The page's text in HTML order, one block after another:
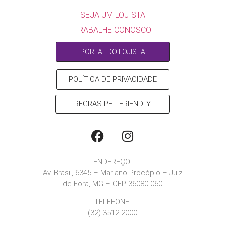
SEJA UM LOJISTA
TRABALHE CONOSCO
PORTAL DO LOJISTA
POLÍTICA DE PRIVACIDADE
REGRAS PET FRIENDLY
ENDEREÇO:
Av. Brasil, 6345 – Mariano Procópio – Juiz
de Fora, MG – CEP 36080-060
TELEFONE:
(32) 3512-2000